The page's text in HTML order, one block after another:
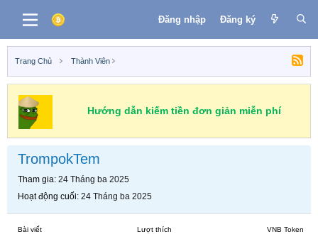
Đăng nhập Đăng ký
Trang Chủ Thành Viên
Hướng dẫn kiếm tiền đơn giản miễn phí
TrompokTem
Tham gia 24 Tháng ba 2025
Hoạt động cuối 24 Tháng ba 2025
Bài viết Lượt thích VNB Token